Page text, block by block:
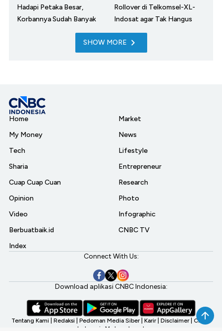
Hadapi Petaka Besar,
Korbannya Sudah Banyak
Rollover di Telkomsel-XL-
Indosat agar Tak Hangus
SHOW MORE
Home
My Money
Tech
Sharia
Cuap Cuap Cuan
Opinion
Video
Berbuatbaik.id
Index
Market
News
Lifestyle
Entrepreneur
Research
Photo
Infographic
CNBC TV
Connect With Us:
Download aplikasi CNBC Indonesia:
Tentang Kami Redaksi Pedoman Media Siber Karir Disclaimer CNBC
Indonesia My Investment